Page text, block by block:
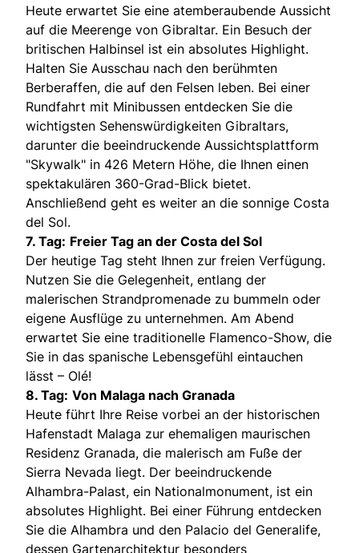
Heute erwartet Sie eine atemberaubende Aussicht
auf die Meerenge von Gibraltar. Ein Besuch der
britischen Halbinsel ist ein absolutes Highlight.
Halten Sie Ausschau nach den berühmten
Berberaffen, die auf den Felsen leben. Bei einer
Rundfahrt mit Minibussen entdecken Sie die
wichtigsten Sehenswürdigkeiten Gibraltars,
darunter die beeindruckende Aussichtsplattform
"Skywalk" in 426 Metern Höhe, die Ihnen einen
spektakulären 360-Grad-Blick bietet.
Anschließend geht es weiter an die sonnige Costa
del Sol.
7. Tag: Freier Tag an der Costa del Sol
Der heutige Tag steht Ihnen zur freien Verfügung.
Nutzen Sie die Gelegenheit, entlang der
malerischen Strandpromenade zu bummeln oder
eigene Ausflüge zu unternehmen. Am Abend
erwartet Sie eine traditionelle Flamenco-Show, die
Sie in das spanische Lebensgefühl eintauchen
lässt – Olé!
8. Tag: Von Malaga nach Granada
Heute führt Ihre Reise vorbei an der historischen
Hafenstadt Malaga zur ehemaligen maurischen
Residenz Granada, die malerisch am Fuße der
Sierra Nevada liegt. Der beeindruckende
Alhambra-Palast, ein Nationalmonument, ist ein
absolutes Highlight. Bei einer Führung entdecken
Sie die Alhambra und den Palacio del Generalife,
dessen Gartenarchitektur besonders